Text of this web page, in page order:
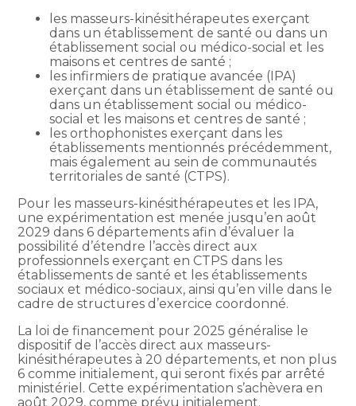
les masseurs-kinésithérapeutes exerçant
dans un établissement de santé ou dans un
établissement social ou médico-social et les
maisons et centres de santé ;
les infirmiers de pratique avancée (IPA)
exerçant dans un établissement de santé ou
dans un établissement social ou médico-
social et les maisons et centres de santé ;
les orthophonistes exerçant dans les
établissements mentionnés précédemment,
mais également au sein de communautés
territoriales de santé (CTPS).
Pour les masseurs-kinésithérapeutes et les IPA,
une expérimentation est menée jusqu’en août
2029 dans 6 départements afin d’évaluer la
possibilité d’étendre l’accès direct aux
professionnels exerçant en CTPS dans les
établissements de santé et les établissements
sociaux et médico-sociaux, ainsi qu’en ville dans le
cadre de structures d’exercice coordonné.
La loi de financement pour 2025 généralise le
dispositif de l’accès direct aux masseurs-
kinésithérapeutes à 20 départements, et non plus
6 comme initialement, qui seront fixés par arrêté
ministériel. Cette expérimentation s’achèvera en
août 2029, comme prévu initialement.